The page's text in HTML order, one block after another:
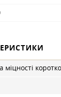
міцності